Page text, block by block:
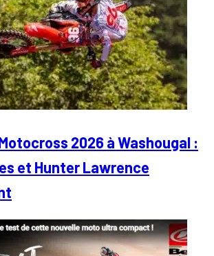
2026 à Washougal :
et Hunter Lawrence